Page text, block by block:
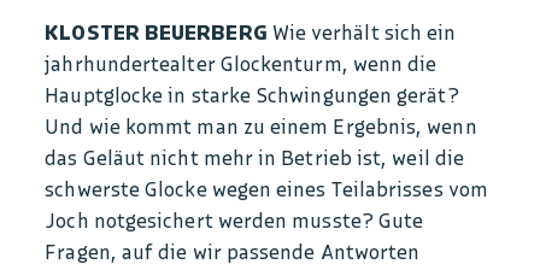
KLOSTER BEUERBERG Wie verhält sich ein
jahrhundertealter Glockenturm, wenn die
Hauptglocke in starke Schwingungen gerät?
Und wie kommt man zu einem Ergebnis, wenn
das Geläut nicht mehr in Betrieb ist, weil die
schwerste Glocke wegen eines Teilabrisses vom
Joch notgesichert werden musste? Gute
Fragen, auf die wir passende Antworten